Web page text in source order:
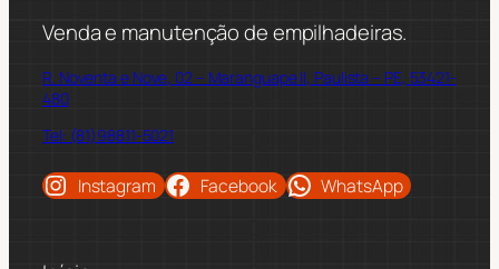
Venda e manutenção de empilhadeiras.
R. Noventa e Nove, 02 – Maranguape II, Paulista – PE, 53421-
480
Tel: (81)98811-5021
Instagram Facebook WhatsApp